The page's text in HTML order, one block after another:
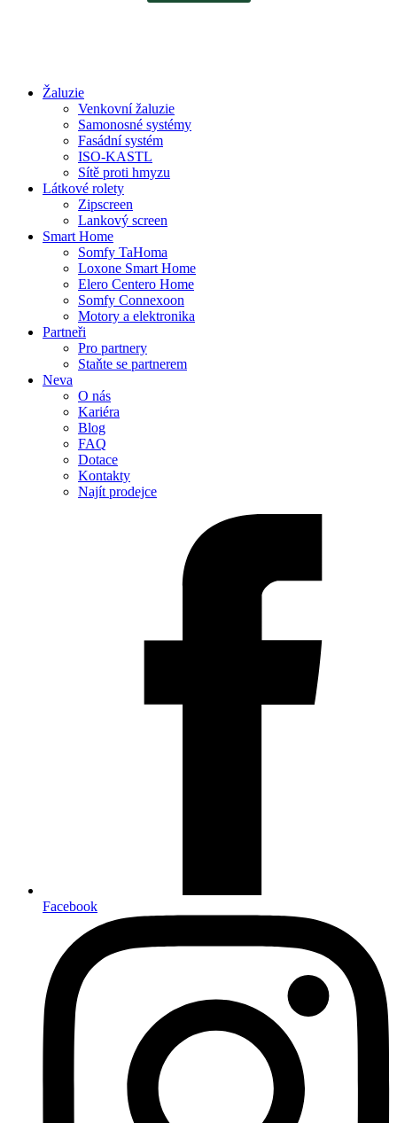
Žaluzie
Venkovní žaluzie
Samonosné systémy
Fasádní systém
ISO-KASTL
Sítě proti hmyzu
Látkové rolety
Zipscreen
Lankový screen
Smart Home
Somfy TaHoma
Loxone Smart Home
Elero Centero Home
Somfy Connexoon
Motory a elektronika
Partneři
Pro partnery
Staňte se partnerem
Neva
O nás
Kariéra
Blog
FAQ
Dotace
Kontakty
Najít prodejce
Facebook